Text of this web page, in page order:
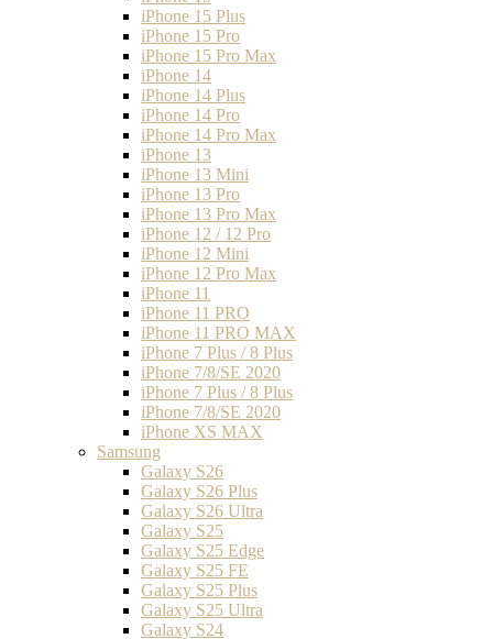
iPhone 15 Plus
iPhone 15 Pro
iPhone 15 Pro Max
iPhone 14
iPhone 14 Plus
iPhone 14 Pro
iPhone 14 Pro Max
iPhone 13
iPhone 13 Mini
iPhone 13 Pro
iPhone 13 Pro Max
iPhone 12 / 12 Pro
iPhone 12 Mini
iPhone 12 Pro Max
iPhone 11
iPhone 11 PRO
iPhone 11 PRO MAX
iPhone 7 Plus / 8 Plus
iPhone 7/8/SE 2020
iPhone 7 Plus / 8 Plus
iPhone 7/8/SE 2020
iPhone XS MAX
Samsung
Galaxy S26
Galaxy S26 Plus
Galaxy S26 Ultra
Galaxy S25
Galaxy S25 Edge
Galaxy S25 FE
Galaxy S25 Plus
Galaxy S25 Ultra
Galaxy S24